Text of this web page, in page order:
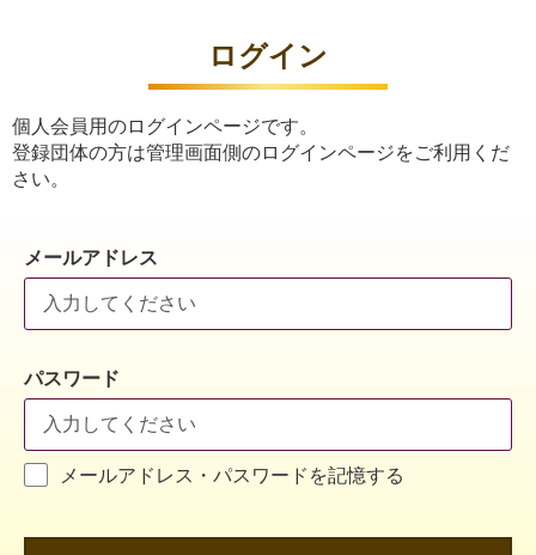
ログイン
個人会員用のログインページです。
登録団体の方は管理画面側のログインページをご利用くだ
さい。
メールアドレス
パスワード
メールアドレス・パスワードを記憶する